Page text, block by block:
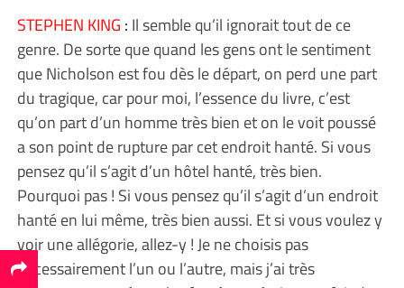
STEPHEN KING : Il semble qu’il ignorait tout de ce
genre. De sorte que quand les gens ont le sentiment
que Nicholson est fou dès le départ, on perd une part
du tragique, car pour moi, l’essence du livre, c’est
qu’on part d’un homme très bien et on le voit poussé
a son point de rupture par cet endroit hanté. Si vous
pensez qu’il s’agit d’un hôtel hanté, très bien.
Pourquoi pas ! Si vous pensez qu’il s’agit d’un endroit
hanté en lui même, très bien aussi. Et si vous voulez y
voir une allégorie, allez-y ! Je ne choisis pas
nécessairement l’un ou l’autre, mais j’ai très